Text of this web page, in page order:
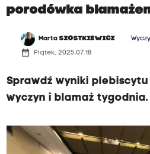
porodówka
MartaSZOSTKIEWICZ
date_range Piątek, 2025.07.18
Sprawdź wyniki
wyczyn i blamaż tygodnia.